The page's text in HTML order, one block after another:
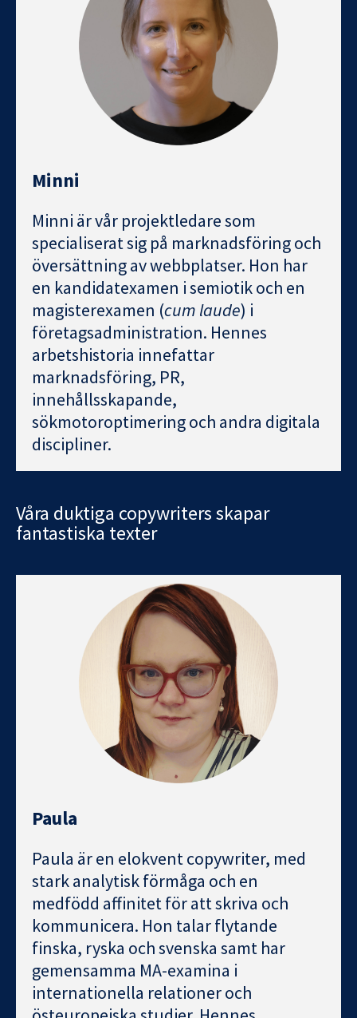
Minni
Minni är vår projektledare som
specialiserat sig på marknadsföring och
översättning av webbplatser. Hon har
en kandidatexamen i semiotik och en
magisterexamen (cum laude) i
företagsadministration. Hennes
arbetshistoria innefattar
marknadsföring, PR,
innehållsskapande,
sökmotoroptimering och andra digitala
discipliner.
Våra duktiga copywriters skapar
fantastiska texter
Paula
Paula är en elokvent copywriter, med
stark analytisk förmåga och en
medfödd affinitet för att skriva och
kommunicera. Hon talar flytande
finska, ryska och svenska samt har
gemensamma MA-examina i
internationella relationer och